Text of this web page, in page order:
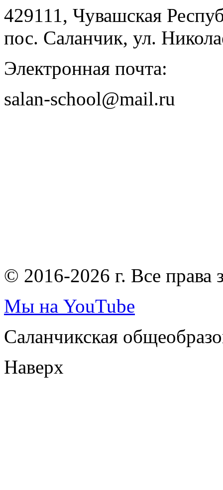
429111, Чувашская
пос. Саланчик, ул.
Электронная почта:
salan-school@mail.ru
© 2016-2026 г. Все
Мы на YouTube
Саланчикская
Наверх